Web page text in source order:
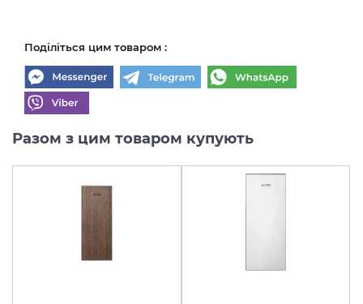
Поділіться цим товаром :
Разом з цим товаром купують